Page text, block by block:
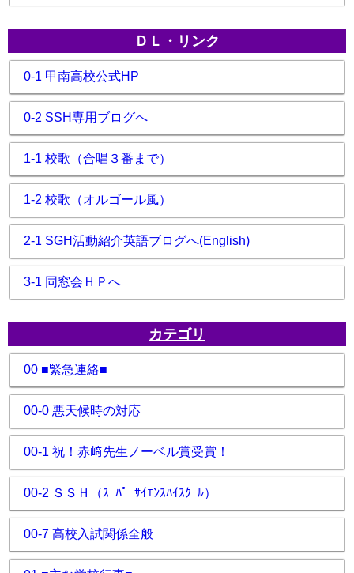
ＤＬ・リンク
0-1 甲南高校公式HP
0-2 SSH専用ブログへ
1-1 校歌（合唱３番まで）
1-2 校歌（オルゴール風）
2-1 SGH活動紹介英語ブログへ(English)
3-1 同窓会ＨＰへ
カテゴリ
00 ■緊急連絡■
00-0 悪天候時の対応
00-1 祝！赤﨑先生ノーベル賞受賞！
00-2 ＳＳＨ（ｽｰﾊﾟｰｻｲｴﾝｽﾊｲｽｸｰﾙ）
00-7 高校入試関係全般